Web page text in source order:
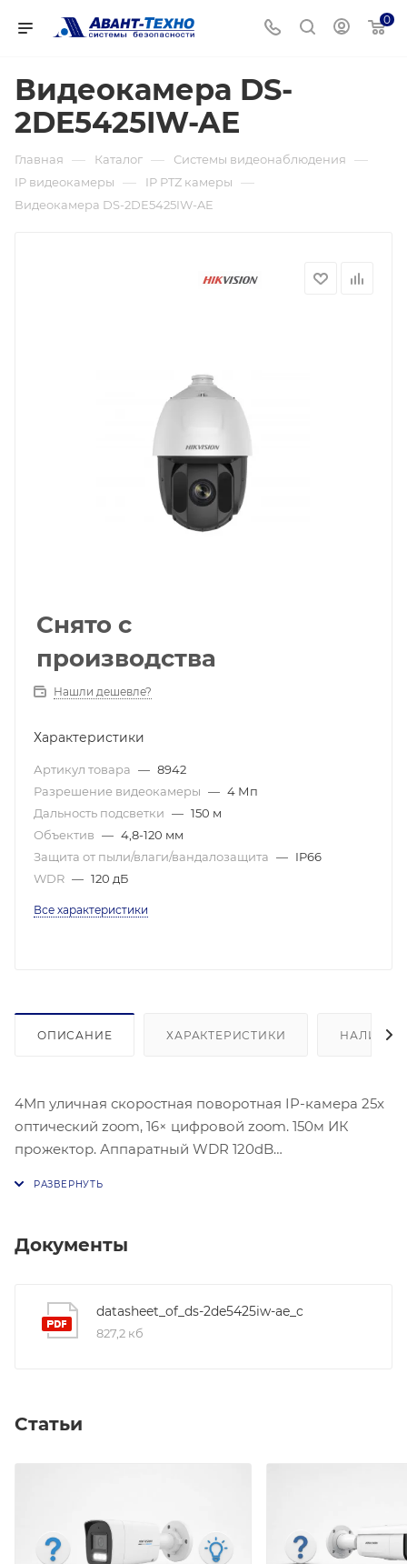
0
Видеокамера DS-
2DE5425IW-AE
Главная — Каталог — Системы видеонаблюдения —
IP видеокамеры — IP PTZ камеры —
Видеокамера DS-2DE5425IW-AE
Снято с
производства
Нашли дешевле?
Характеристики
Артикул товара — 8942
Разрешение видеокамеры — 4 Мп
Дальность подсветки — 150 м
Объектив — 4,8-120 мм
Защита от пыли/влаги/вандалозащита — IP66
WDR — 120 дБ
Все характеристики
ОПИСАНИЕ ХАРАКТЕРИСТИКИ НАЛИЧИЕ
4Мп уличная скоростная поворотная IP-камера 25x
оптический zoom, 16× цифровой zoom. 150м ИК
прожектор. Аппаратный WDR 120dB
Документы
datasheet_of_ds-2de5425iw-ae_c
827,2 кб
Статьи